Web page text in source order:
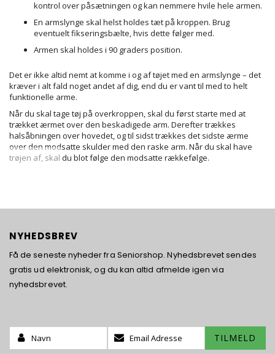
kontrol over påsætningen og kan nemmere hvile hele armen.
En armslynge skal helst holdes tæt på kroppen. Brug
eventuelt fikseringsbælte, hvis dette følger med.
Armen skal holdes i 90 graders position.
Det er ikke altid nemt at komme i og af tøjet med en armslynge – det
kræver i alt fald noget andet af dig, end du er vant til med to helt
funktionelle arme.
Når du skal tage tøj på overkroppen, skal du først starte med at
trækket ærmet over den beskadigede arm. Derefter trækkes
halsåbningen over hovedet, og til sidst trækkes det sidste ærme
over den modsatte skulder med den raske arm. Når du skal have
trøjen af, skal du blot følge den modsatte rækkefølge.
NYHEDSBREV
Få de seneste nyheder fra Seniorshop. Nyhedsbrevet sendes
gratis ud elektronisk, og du kan altid afmelde igen via
nyhedsbrevet.
Name:
Tilmeld
dig
TILMELD